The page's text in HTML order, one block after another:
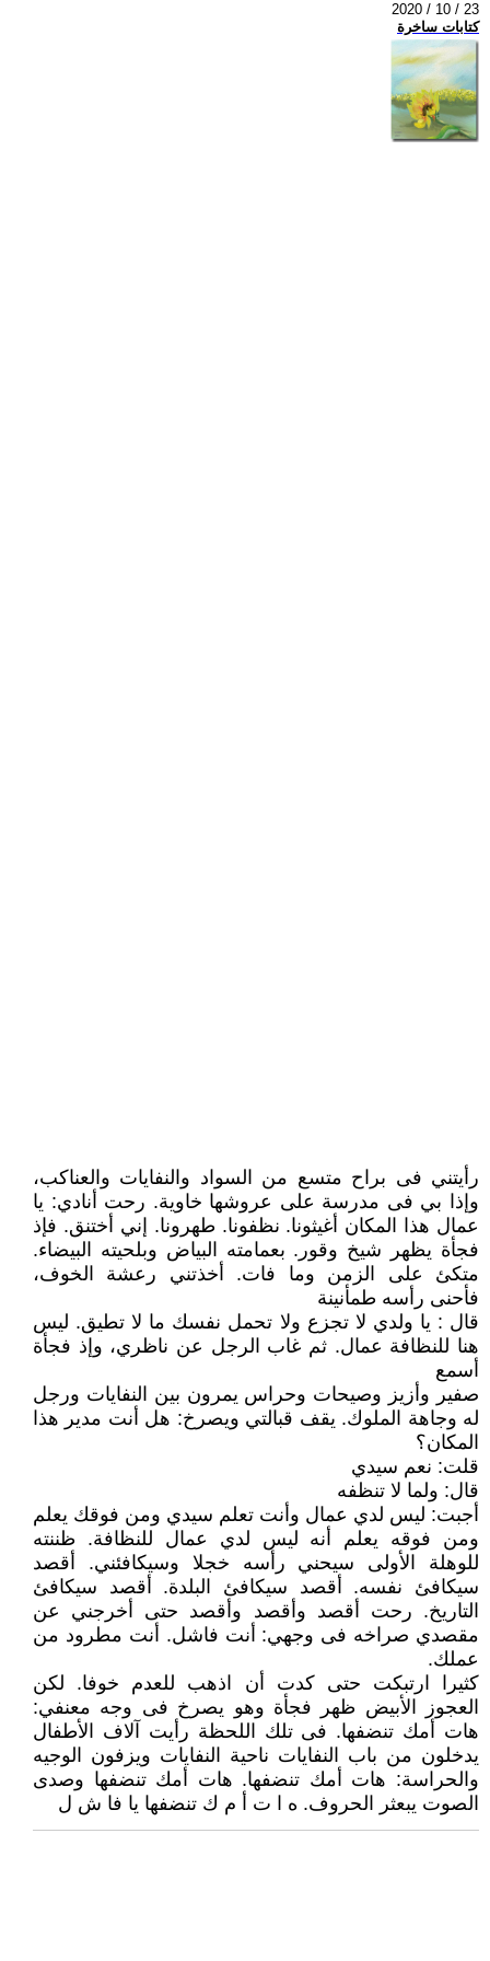
2020 / 10 / 23
كتابات ساخرة
رأيتني فى براح متسع من السواد والنفايات والعناكب،
وإذا بي فى مدرسة على عروشها خاوية. رحت أنادي: يا
عمال هذا المكان أغيثونا. نظفونا. طهرونا. إني أختنق. فإذ
فجأة يظهر شيخ وقور. بعمامته البياض وبلحيته البيضاء.
متكئ على الزمن وما فات. أخذتني رعشة الخوف،
فأحنى رأسه طمأنينة
قال : يا ولدي لا تجزع ولا تحمل نفسك ما لا تطيق. ليس
هنا للنظافة عمال. ثم غاب الرجل عن ناظري، وإذ فجأة
أسمع
صفير وأزيز وصيحات وحراس يمرون بين النفايات ورجل
له وجاهة الملوك. يقف قبالتي ويصرخ: هل أنت مدير هذا
المكان؟
قلت: نعم سيدي
قال: ولما لا تنظفه
أجبت: ليس لدي عمال وأنت تعلم سيدي ومن فوقك يعلم
ومن فوقه يعلم أنه ليس لدي عمال للنظافة. ظننته
للوهلة الأولى سيحني رأسه خجلا وسيكافئني. أقصد
سيكافئ نفسه. أقصد سيكافئ البلدة. أقصد سيكافئ
التاريخ. رحت أقصد وأقصد وأقصد حتى أخرجني عن
مقصدي صراخه فى وجهي: أنت فاشل. أنت مطرود من
عملك.
كثيرا ارتبكت حتى كدت أن اذهب للعدم خوفا. لكن
العجوز الأبيض ظهر فجأة وهو يصرخ فى وجه معنفي:
هات أمك تنضفها. فى تلك اللحظة رأيت آلاف الأطفال
يدخلون من باب النفايات ناحية النفايات ويزفون الوجيه
والحراسة: هات أمك تنضفها. هات أمك تنضفها وصدى
الصوت يبعثر الحروف. ه ا ت أ م ك تنضفها يا فا ش ل